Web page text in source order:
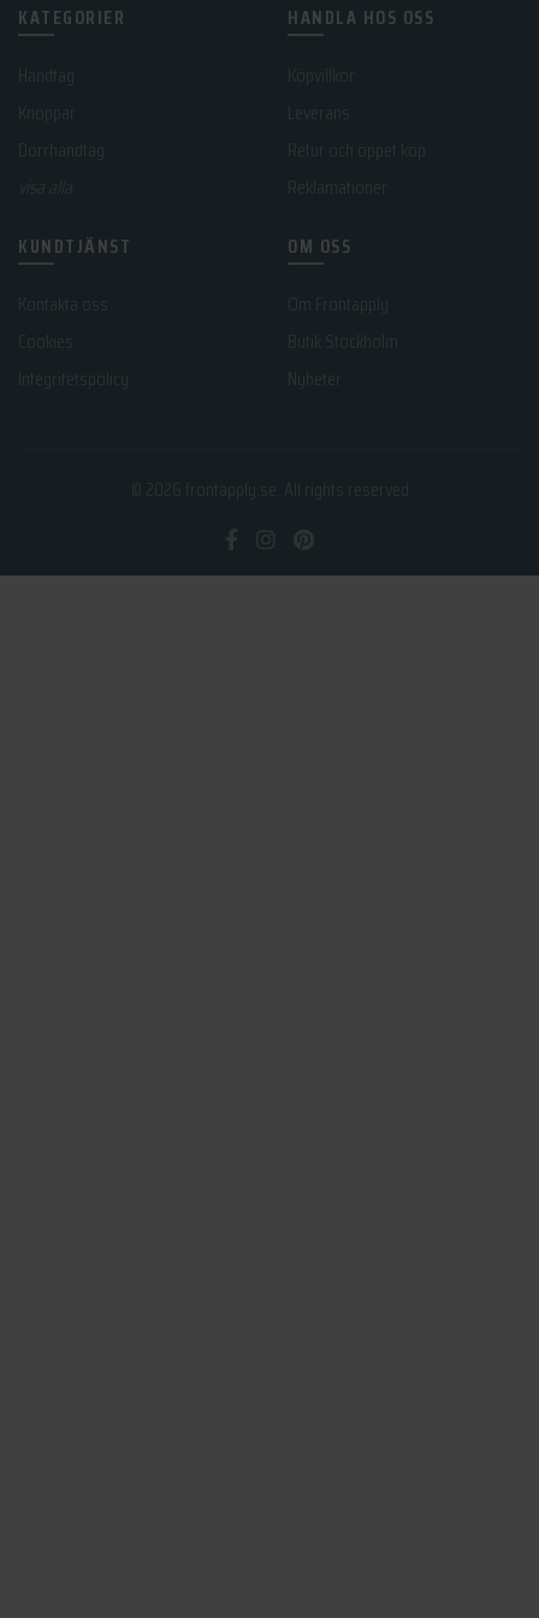
KATEGORIER
Handtag
Dörrhandtag
HANDLA HOS OSS
Retur och öppet köp
Reklamationer
KUNDTJÄNST
Kontakta oss
Integritetspolicy
OM OSS
Om Frontapply
Butik Stockholm
Nyheter
frontapply.se . All rights reserved